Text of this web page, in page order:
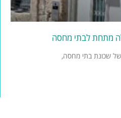
מתחת לבתי מחסה